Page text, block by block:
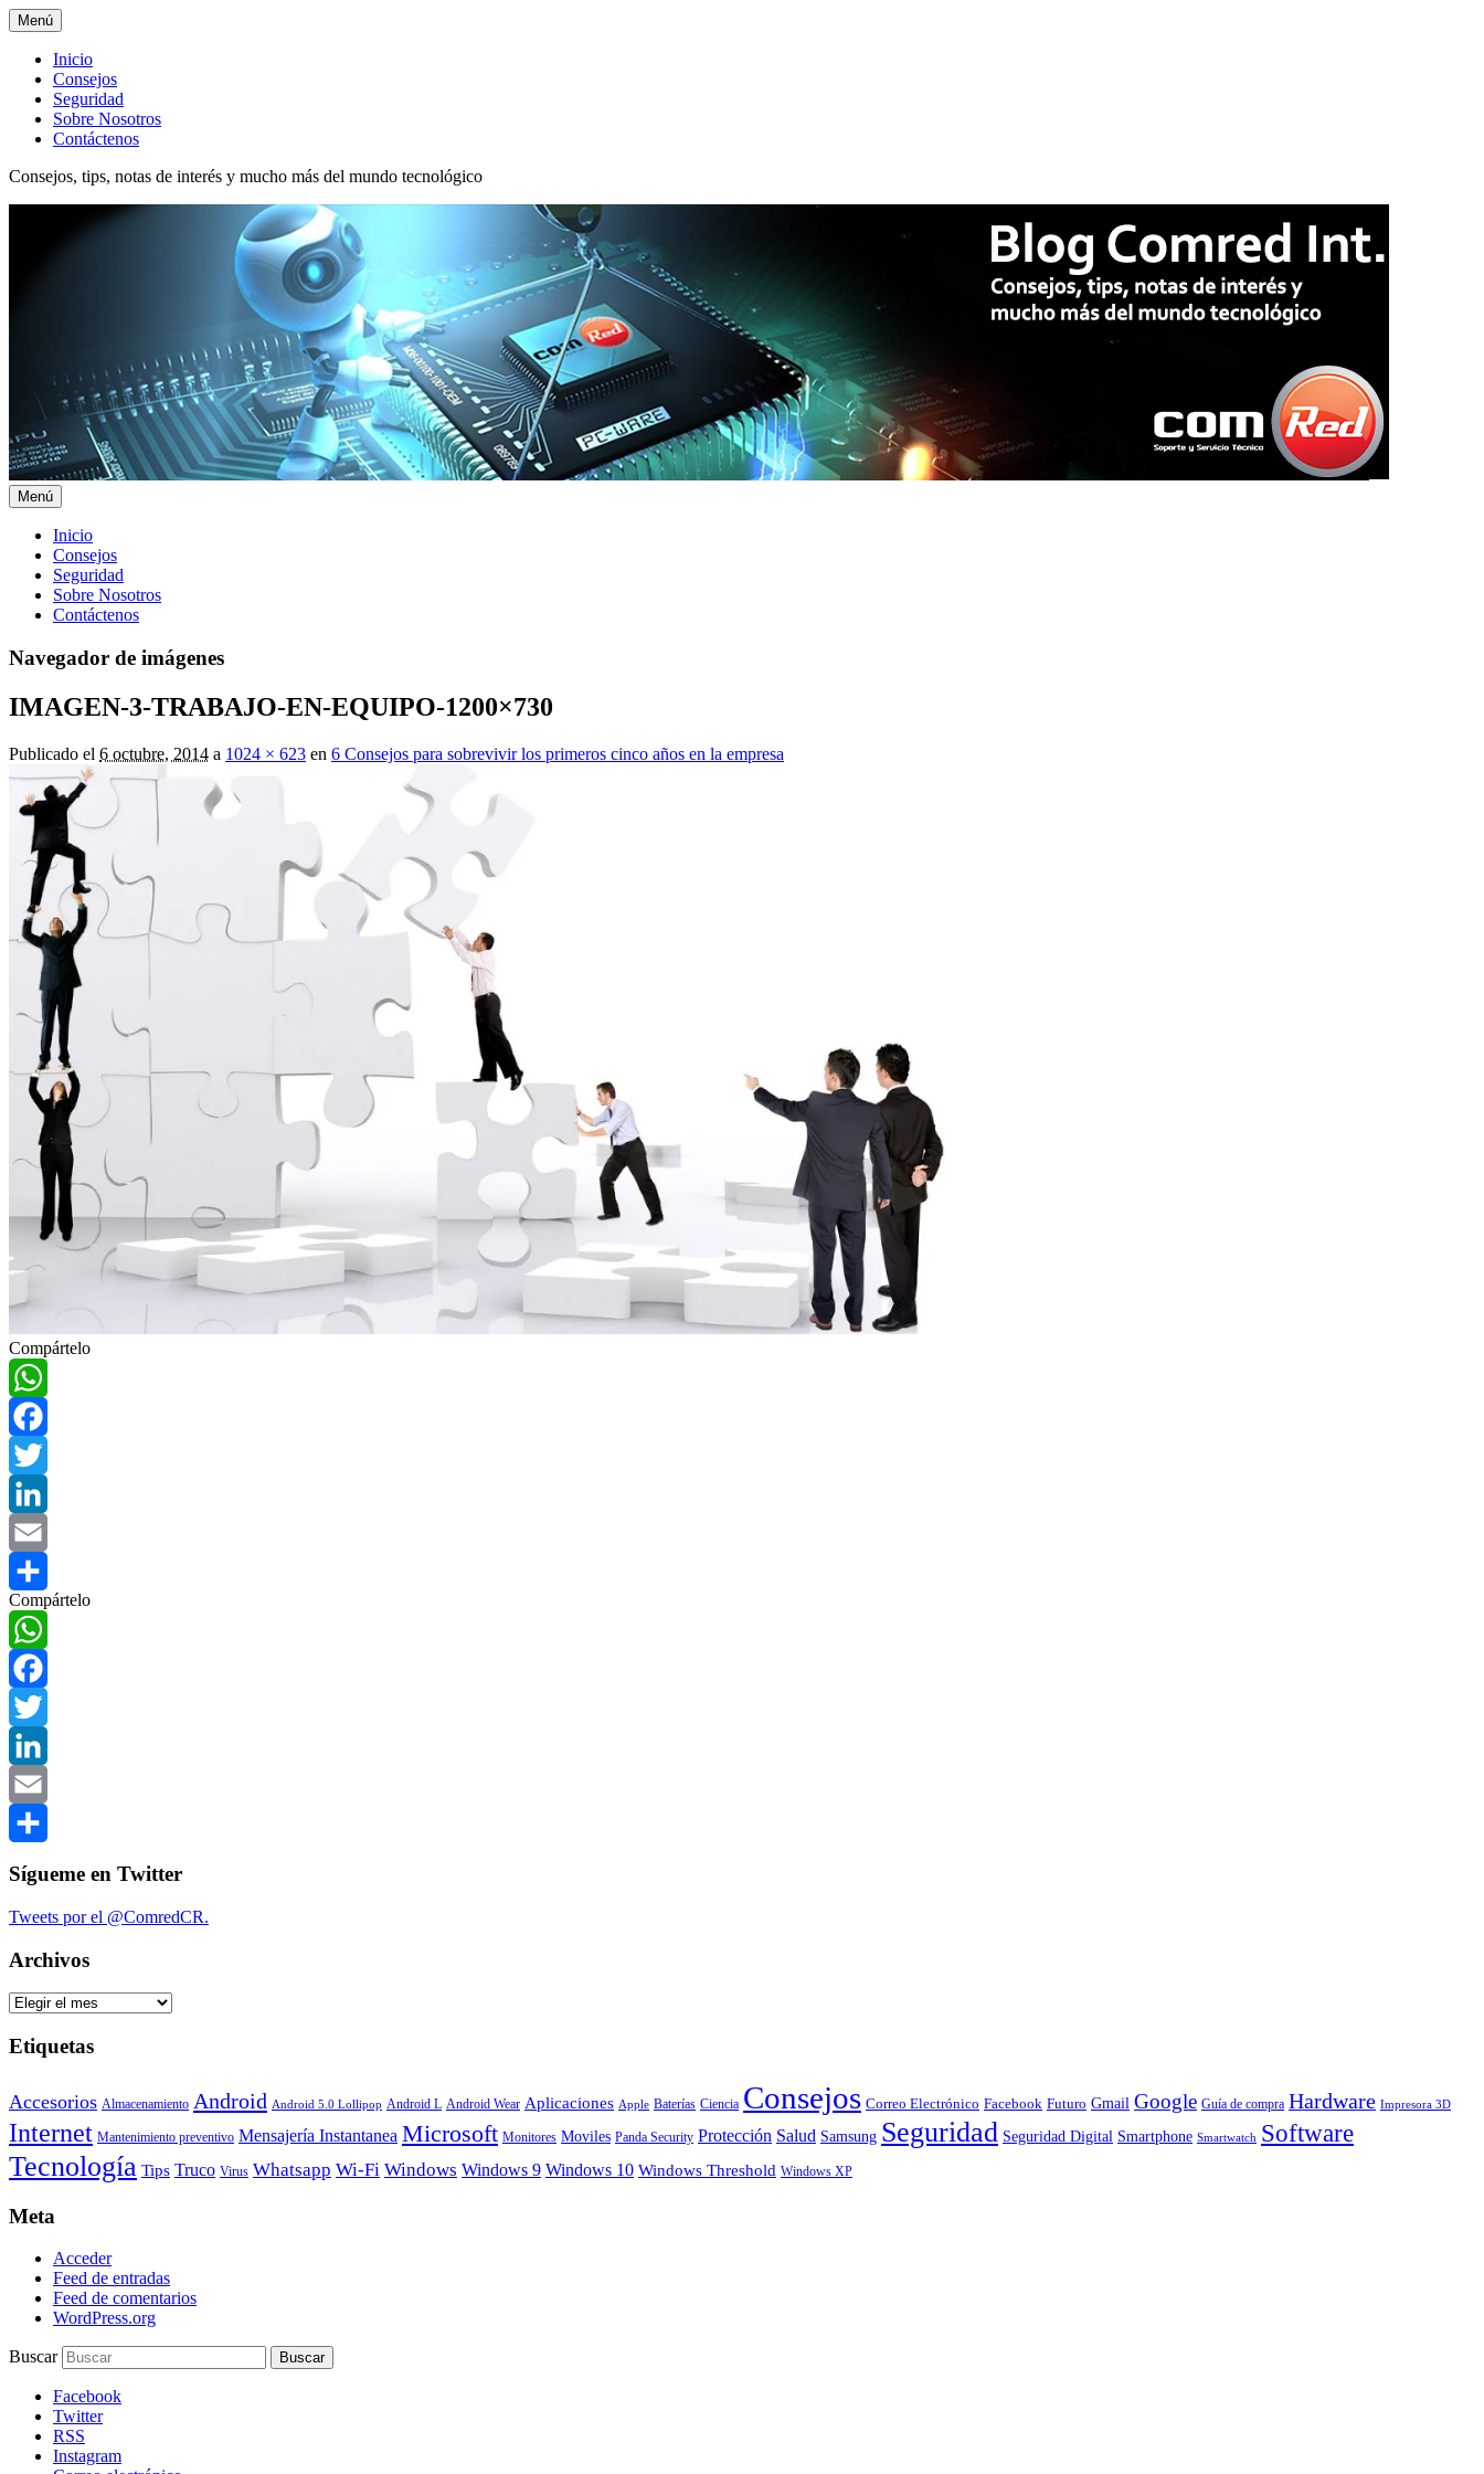
Menú
Menú
superior
Inicio
Consejos
Seguridad
Sobre Nosotros
Contáctenos
Consejos, tips, notas de interés y mucho más del mundo tecnológico
Menú
Menú
principal
Inicio
Consejos
Seguridad
Sobre Nosotros
Contáctenos
Navegador de imágenes
IMAGEN-3-TRABAJO-EN-EQUIPO-1200×730
Publicado el 6 octubre, 2014 a 1024 × 623 en 6 Consejos para sobrevivir los primeros cinco años en la empresa
Compártelo
WhatsApp
Facebook
Twitter
LinkedIn
Email
Compartir
Compártelo
WhatsApp
Facebook
Twitter
LinkedIn
Email
Compartir
Sígueme en Twitter
Tweets por el @ComredCR.
Archivos
Archivos
Etiquetas
Accesorios Almacenamiento Android Android 5.0 Lollipop Android L Android Wear Aplicaciones Apple Baterías Ciencia Consejos Correo Electrónico Facebook Futuro Gmail Google Guía de compra Hardware Impresora 3D
Internet Mantenimiento preventivo Mensajería Instantanea Microsoft Monitores Moviles Panda Security Protección Salud Samsung Seguridad Seguridad Digital Smartphone Smartwatch Software
Tecnología Tips Truco Virus Whatsapp Wi-Fi Windows Windows 9 Windows 10 Windows Threshold Windows XP
Meta
Acceder
Feed de entradas
Feed de comentarios
WordPress.org
Buscar
Facebook
Twitter
RSS
Instagram